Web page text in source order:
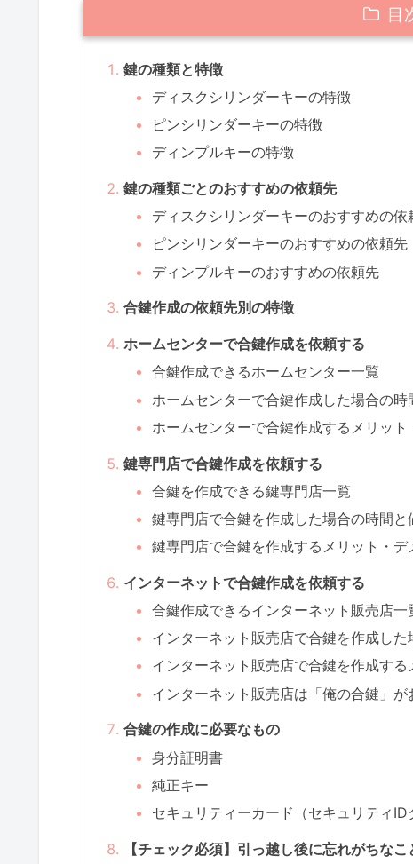
目
鍵の種類と特徴
ディスクシリンダーキーの特徴
ピンシリンダーキーの特徴
ディンプルキーの特徴
鍵の種類ごとのおすすめの依頼先
ディスクシリンダーキーのおすすめの依
ピンシリンダーキーのおすすめの依頼先
ディンプルキーのおすすめの依頼先
合鍵作成の依頼先別の特徴
ホームセンターで合鍵作成を依頼する
合鍵作成できるホームセンター一覧
ホームセンターで合鍵作成した場合の時
ホームセンターで合鍵作成するメリット
鍵専門店で合鍵作成を依頼する
合鍵を作成できる鍵専門店一覧
鍵専門店で合鍵を作成した場合の時間と
鍵専門店で合鍵を作成するメリット・デ
インターネットで合鍵作成を依頼する
合鍵作成できるインターネット販売店一
インターネット販売店で合鍵を作成し
インターネット販売店で合鍵を作成する
インターネット販売店は「俺の合鍵」が
合鍵の作成に必要なもの
身分証明書
純正キー
セキュリティーカード（セキュリティID
【チェック必須】引っ越し後に忘れがちなこ